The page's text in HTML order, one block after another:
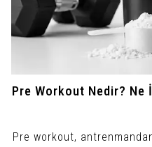
Pre Workout Nedir? Ne
Pre workout,